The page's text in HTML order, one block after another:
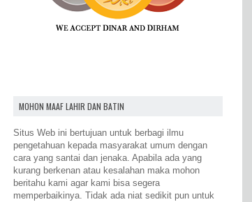
MOHON MAAF LAHIR DAN BATIN
Situs Web ini bertujuan untuk berbagi ilmu
pengetahuan kepada masyarakat umum dengan
cara yang santai dan jenaka. Apabila ada yang
kurang berkenan atau kesalahan maka mohon
beritahu kami agar kami bisa segera
memperbaikinya. Tidak ada niat sedikit pun untuk